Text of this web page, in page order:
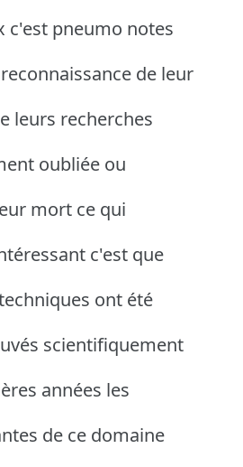
c'est pneumo notes
de leur
leurs recherches
oubliée ou
mort ce qui
c'est que
ont été
scientifiquement
années les
de ce domaine